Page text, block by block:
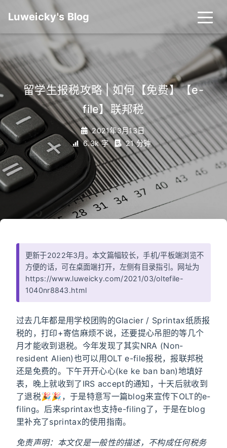
Luweicky's Blog
留学生报税攻略 | 如何【免费】【e-
file】联邦税
2021年3月13日
6.3k 字
21 分钟
更新于2022年3月。本文篇幅较长，手机/平板端浏览不
方便的话，可在桌面端打开，左侧有目录指引。网址为
https://www.luweicky.com/2021/03/oltefile-
1040nr8843.html
过去几年都是用学校团购的Glacier / Sprintax纸质报
税的，打印+寄信麻烦不说，还要提心吊胆的等几个
月才能收到退税。今年发现了其实NRA (Non-
resident Alien)也可以用OLT e-file报税，报联邦税
还是免费的。下午开开心心(ke ke ban ban)地填好
表，晚上就收到了IRS accept的通知，十天后就收到
了退税🎉🎉，于是特意写一篇blog来宣传下OLT的e-
filing。后来sprintax也支持e-filing了，于是在blog
里补充了sprintax的使用指南。
免责声明：本文仅是一般性的描述，不构成任何税务